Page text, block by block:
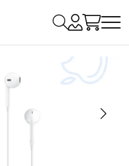
Hledat
My
Account